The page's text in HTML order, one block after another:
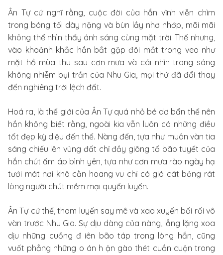
Ân Tự cứ nghĩ rằng, cuộc đời của hắn vĩnh viễn chìm
trong bóng tối dày nặng và bùn lầy nhơ nhớp, mãi mãi
không thể nhìn thấy ánh sáng cùng mặt trời. Thế nhưng,
vào khoảnh khắc hắn bắt gặp đôi mắt trong veo như
mặt hồ mùa thu sau cơn mưa và cái nhìn trong sáng
không nhiễm bụi trần của Nhu Gia, mọi thứ đã đổi thay
đến nghiêng trời lệch đất.
Hoá ra, là thế giới của Ân Tự quá nhỏ bé dơ bẩn thế nên
hắn không biết rằng, ngoài kia vẫn luôn có những điều
tốt đẹp kỳ diệu đến thế. Nàng đến, tựa như muôn vàn tia
sáng chiếu lên vùng đất chỉ đầy giông tố bão tuyết của
hắn chút ấm áp bình yên, tựa như cơn mưa rào ngày hạ
tưới mát nơi khô cằn hoang vu chỉ có gió cát bỏng rát
lòng người chút mềm mại quyến luyến.
Ân Tự cứ thế, tham luyến say mê và xao xuyến bối rối vô
vàn trước Nhu Gia. Sự dịu dàng của nàng, lẳng lặng xoa
dịu những cuồng đ iên bão táp trong lòng hắn, cũng
vuốt phẳng những o án h ận gào thét cuồn cuộn trong